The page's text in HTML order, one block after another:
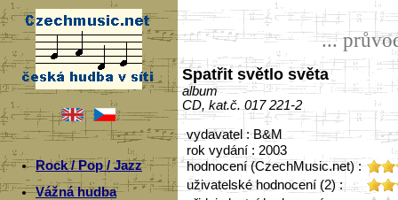
Rock / Pop / Jazz
Vážná hudba
...
Spatřit světlo světa
album
CD, kat.č. 017 221-2
vydavatel : B&M
rok vydání : 2003
hodnocení (CzechMusic.net) :
uživatelské hodnocení (2) :